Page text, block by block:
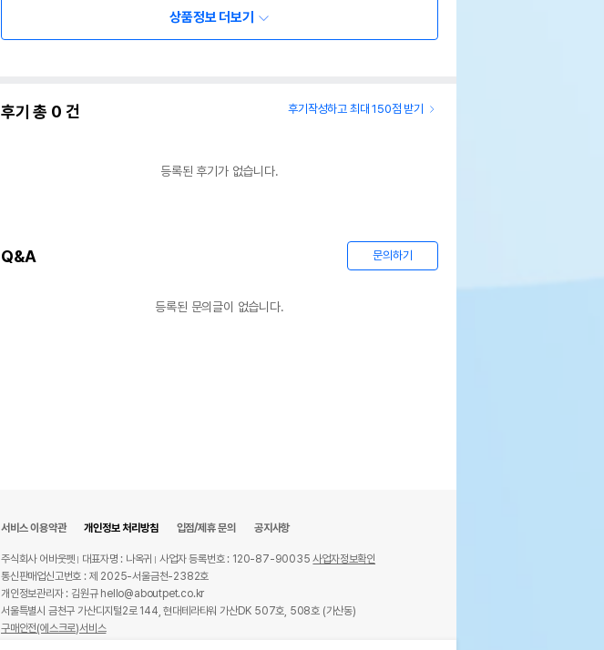
상품정보 더보기
후기 총 0 건 후기작성하고 최대 150점 받기
등록된 후기가 없습니다.
Q&A 문의하기
등록된 문의글이 없습니다.
서비스 이용약관 개인정보 처리방침 입점/제휴 문의 공지사항
주식회사 어바웃펫 대표자명 : 나옥귀 사업자 등록번호 : 120-87-90035사업자정보확인
통신판매업신고번호 : 제 2025-서울금천-2382호
개인정보관리자 : 김원규 hello@aboutpet.co.kr
서울특별시 금천구 가산디지털2로 144, 현대테라타워 가산DK 507호, 508호 (가산동)
구매안전(에스크로)서비스